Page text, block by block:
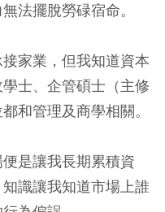
法擺脫勞碌宿命。
家業，但我知道資本
士、企管碩士（主修
和管理及商學相關。
是讓我長期累積資
識讓我知道市場上誰